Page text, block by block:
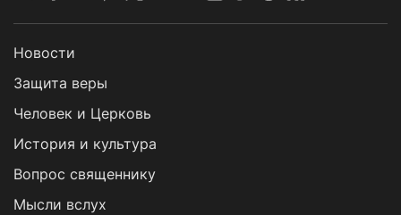
Новости
Защита веры
Человек и Церковь
История и культура
Вопрос священнику
Мысли вслух